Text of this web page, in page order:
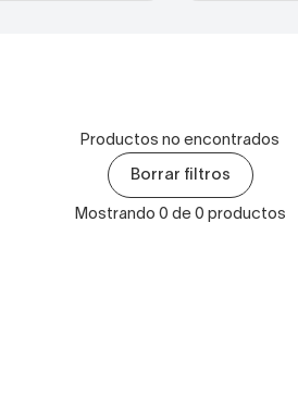
Productos no encontrados
Borrar filtros
Mostrando 0 de 0 productos